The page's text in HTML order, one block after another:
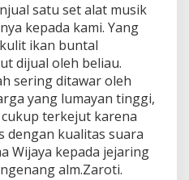
satu set alat musik
kepada kami. Yang
ikan buntal
dijual oleh beliau.
sering ditawar oleh
yang lumayan tinggi,
terkejut karena
dengan kualitas suara
Wijaya kepada jejaring
alm.Zaroti.